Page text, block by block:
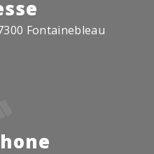
Fontainebleau